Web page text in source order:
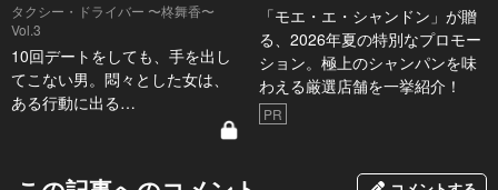
タクシー・ドライバー 〜柊舞香〜
Vol.3
10回デートをしても、手を出し
てこない男。悶々とした女は、
ある行動に出る…
「モエ・エ・シャンドン」が贈
る、2026年夏の特別なプロモー
ション。極上のシャンパンを味
わえる厳選店舗を一挙紹介！
PR